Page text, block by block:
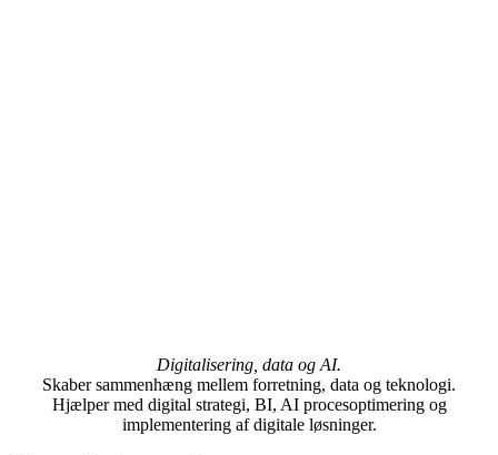
Digitalisering, data og AI.
Skaber sammenhæng mellem forretning, data og teknologi.
Hjælper med digital strategi, BI, AI procesoptimering og
implementering af digitale løsninger.